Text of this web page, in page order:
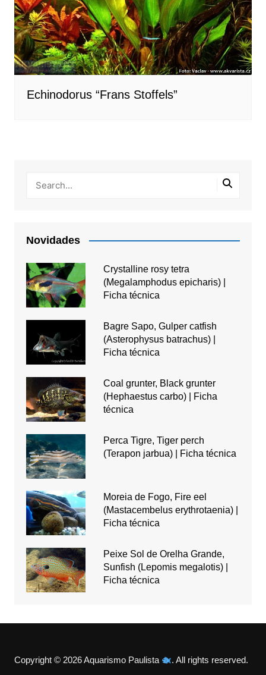
Echinodorus “Frans Stoffels”
Novidades
Crystalline rosy tetra
(Megalamphodus epicharis) |
Ficha técnica
Bagre Sapo, Gulper catfish
(Asterophysus batrachus) |
Ficha técnica
Coal grunter, Black grunter
(Hephaestus carbo) | Ficha
técnica
Perca Tigre, Tiger perch
(Terapon jarbua) | Ficha técnica
Moreia de Fogo, Fire eel
(Mastacembelus erythrotaenia) |
Ficha técnica
Peixe Sol de Orelha Grande,
Sunfish (Lepomis megalotis) |
Ficha técnica
Copyright © 2026 Aquarismo Paulista . All rights reserved.